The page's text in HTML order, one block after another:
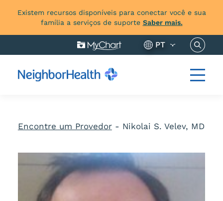
Existem recursos disponíveis para conectar você e sua
família a serviços de suporte Saber mais.
PT
Encontre um Provedor- Nikolai S. Velev, MD